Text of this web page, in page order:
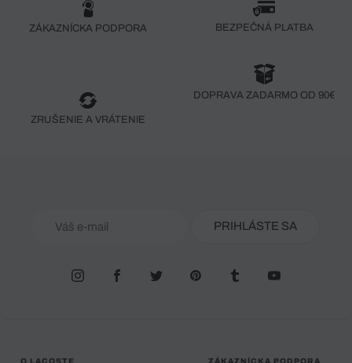
ZÁKAZNÍCKA PODPORA BEZPEČNÁ PLATBA
ZRUŠENIE A VRÁTENIE
DOPRAVA ZADARMO OD 90€
PRIHLÁSTE SA
O LACOSTE ZÁKAZNÍCKA PODPORA